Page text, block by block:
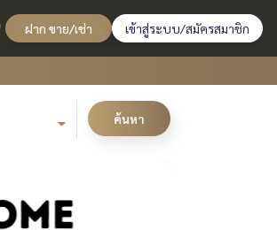
ฝาก ขาย/เช่า เข้าสู่ระบบ/สมัครสมาชิก
ค้นหา